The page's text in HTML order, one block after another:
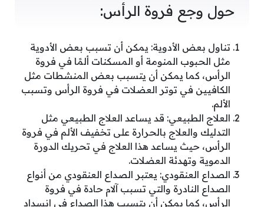
حول وجع فروة الرأس:
تناول بعض الأدوية: يمكن أن تسبب بعض الأدوية
مثل الحبوب المنومة أو المسكنات ألمًا في فروة
الرأس، كما يمكن أن يتسبب بعض المنشطات مثل
الكافيين في توتر العضلات في فروة الرأس وتسبب
الألم.
العلاج الطبيعي: قد يساعد العلاج الطبيعي مثل
التدليك والعلاج بالحرارة على تخفيف الألم في فروة
الرأس، حيث يساعد هذا العلاج في تحريك الدورة
الدموية وتهدئة العضلات.
الصداع العنقودي: يعتبر الصداع العنقودي من أنواع
الصداع النادرة والتي تسبب آلام حادة في فروة
الرأس، كما يمكن أن يتسبب هذا الصداع في انسداد